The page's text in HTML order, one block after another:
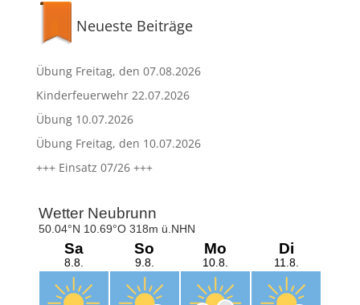
Neueste Beiträge
Übung Freitag, den 07.08.2026
Kinderfeuerwehr 22.07.2026
Übung 10.07.2026
Übung Freitag, den 10.07.2026
+++ Einsatz 07/26 +++